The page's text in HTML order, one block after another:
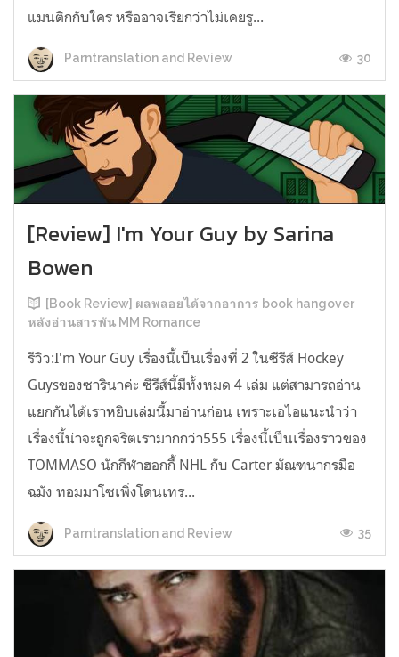
แมนติกกับใคร หรืออาจเรียกว่าไม่เคยรู...
Parntranslation and Review 30
[Review] I'm Your Guy by Sarina
Bowen
[Book Review] ผลพลอยได้จากอาการ book hangover
หลังอ่านสารพัน MM Romance
รีวิว:I'm Your Guy เรื่องนี้เป็นเรื่องที่ 2 ในซีรีส์ Hockey
Guysของซารินาค่ะ ซีรีส์นี้มีทั้งหมด 4 เล่ม แต่สามารถอ่าน
แยกกันได้เราหยิบเล่มนี้มาอ่านก่อน เพราะเอไอแนะนำว่า
เรื่องนี้น่าจะถูกจริตเรามากกว่า555 เรื่องนี้เป็นเรื่องราวของ
TOMMASO นักกีฬาฮอกกี้ NHL กับ Carter มัณฑนากรมือ
ฉมัง ทอมมาโซเพิ่งโดนเทร...
Parntranslation and Review 35